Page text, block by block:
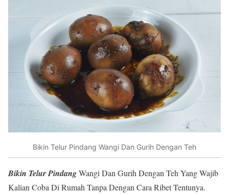
Bikin Telur Pindang Wangi Dan Gurih Dengan Teh
Bikin Telur PindangWangi Dan Gurih Dengan Teh Yang Wajib
Kalian Coba Di Rumah Tanpa Dengan Cara Ribet Tentunya.